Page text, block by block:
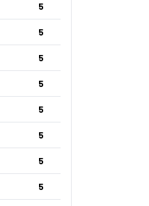
5
5
5
5
5
5
5
5